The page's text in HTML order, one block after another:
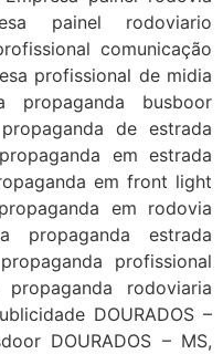
painel rodoviario
comunicação
profissional de midia
propaganda busboor
de estrada
em estrada
em front light
em rodovia
propaganda estrada
profissional
rodoviaria
DOURADOS –
DOURADOS – MS,